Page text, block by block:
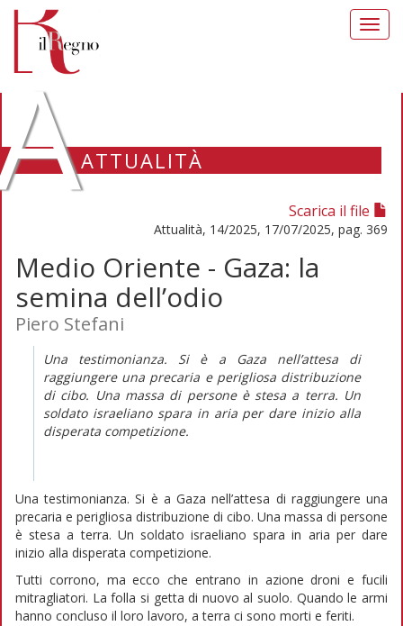
ATTUALITÀ
Scarica il file
Attualità, 14/2025, 17/07/2025, pag. 369
Medio Oriente - Gaza: la
semina dell’odio
Piero Stefani
Una testimonianza. Si è a Gaza nell’attesa di
raggiungere una precaria e perigliosa distribuzione
di cibo. Una massa di persone è stesa a terra. Un
soldato israeliano spara in aria per dare inizio alla
disperata competizione.
Una testimonianza. Si è a Gaza nell’attesa di raggiungere una
precaria e perigliosa distribuzione di cibo. Una massa di persone
è stesa a terra. Un soldato israeliano spara in aria per dare
inizio alla disperata competizione.
Tutti corrono, ma ecco che entrano in azione droni e fucili
mitragliatori. La folla si getta di nuovo al suolo. Quando le armi
hanno concluso il loro lavoro, a terra ci sono morti e feriti.